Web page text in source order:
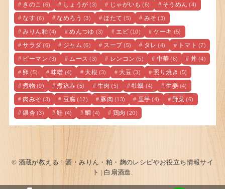
きのこ (6) しょうが (3) じゃがいも (6) そうめん (4)
なす (6) なめろう (3) ほたて (5) みそ (3)
みりん粕 (4) めんつゆ (3) エビ (10) ケーキ (5)
サラダ (6) ジャム (6) スープ (5) タレ (4) トマト (7)
ピーマン (3) ムース (3) レンコン (5) 中華 (6) 丼 (4)
卵 (5) 味噌 (4) 大根 (3) 大豆 (3) 照り焼き (5)
煮物 (9) 煮込み (5) 牛肉 (5) 牡蠣 (4) 生姜 (4)
肉みそ (3) 豆腐 (12) 豚肉 (13) 里芋 (4) 野菜 (6)
銀杏 (3) 鮭 (4) 鯛 (4) 鶏肉 (20)
© 酒蔵が教える！酒・みりん・粕・麹のレシピやお役立ち情報サイ
ト | 白扇酒造.